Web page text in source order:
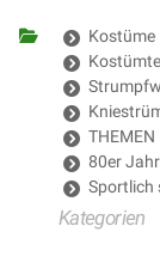
Kostüme
THEMEN
80er
Sportlich
Kategorien